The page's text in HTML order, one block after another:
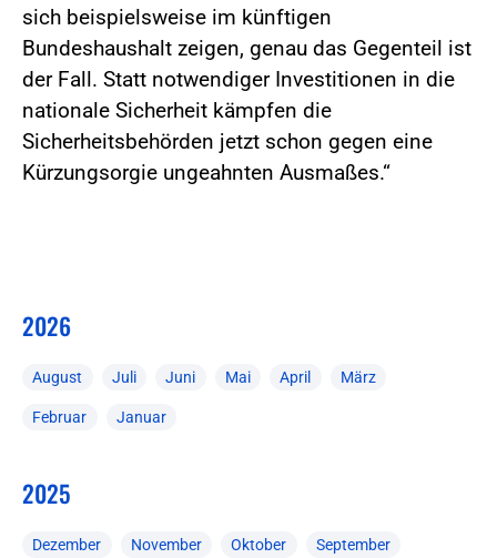
sich beispielsweise im künftigen
Bundeshaushalt zeigen, genau das Gegenteil ist
der Fall. Statt notwendiger Investitionen in die
nationale Sicherheit kämpfen die
Sicherheitsbehörden jetzt schon gegen eine
Kürzungsorgie ungeahnten Ausmaßes.“
2026
August Juli Juni Mai April März
Februar Januar
2025
Dezember November Oktober September